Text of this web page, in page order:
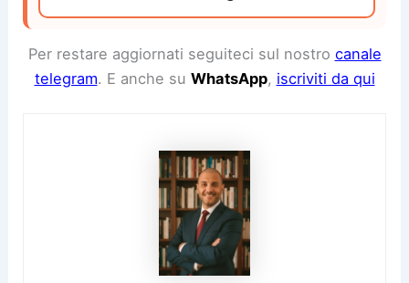
Per restare aggiornati seguiteci sul nostro canale
telegram. E anche su WhatsApp, iscriviti da qui